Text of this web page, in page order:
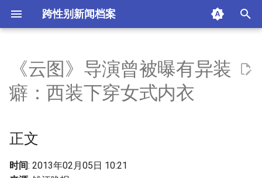
跨性别新闻档案
t
a
l
正文
附加信息 [Processed Page
《云图》导演曾被曝有异装
癖：西装下穿女式内衣
正文
时间: 2013年02月05日 10:21